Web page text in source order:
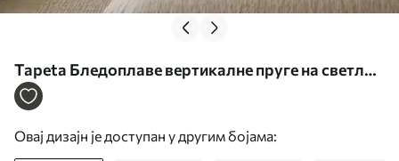
Tapeta Бледоплаве вертикалне пруге на светлој
позадини бр. a01190
Овај дизајн је доступан у другим бојама: